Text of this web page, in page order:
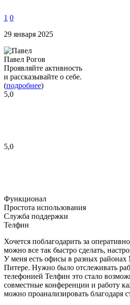
1 0
29 января 2025
Павел Рогов
Проявляйте активность
и рассказывайте о себе.
(подробнее)
5,0
5,0
Функционал
Простота использования
Служба поддержки
Телфин
Хочется поблагодарить за
можно все так быстро сделать,
У меня есть офисы в разных
Питере. Нужно было отслеживать
телефонией Телфин это стало
совместные конференции и работу
можно проанализировать благодаря